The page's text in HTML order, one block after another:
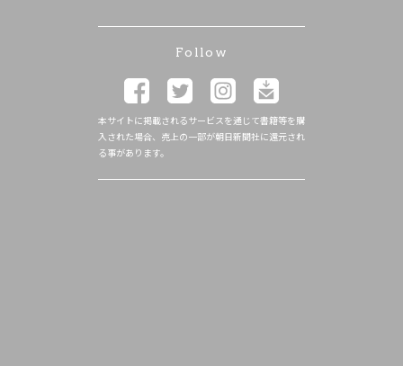
Follow
本サイトに掲載されるサービスを通じて書籍等を購
入された場合、売上の一部が朝日新聞社に還元され
る事があります。